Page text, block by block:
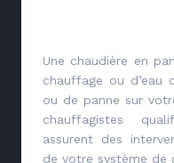
Une chaudière en
chauffage ou d’eau
ou de panne sur
chauffagistes
assurent des
de votre système de